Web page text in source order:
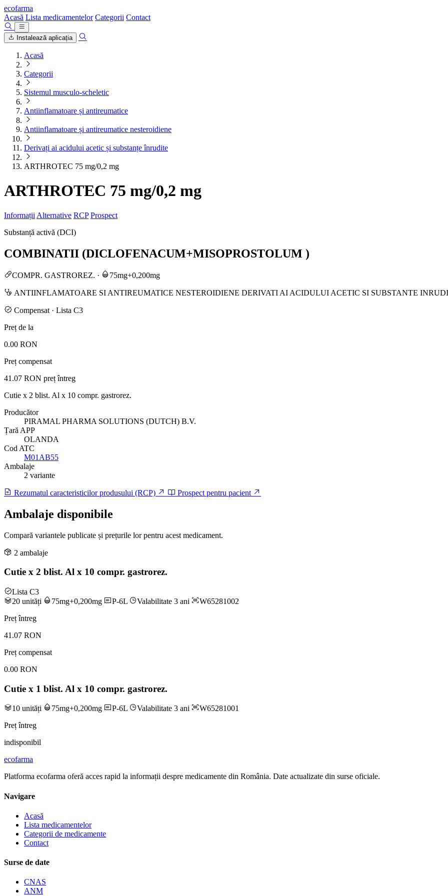
ecofarma
Acasă Lista medicamentelor Categorii Contact
Instalează aplicația
Acasă
Categorii
Sistemul musculo-scheletic
Antiinflamatoare și antireumatice
Antiinflamatoare și antireumatice nesteroidiene
Derivați ai acidului acetic și substanțe înrudite
ARTHROTEC 75 mg/0,2 mg
ARTHROTEC 75 mg/0,2 mg
Informații Alternative RCP Prospect
Substanță activă (DCI)
COMBINATII (DICLOFENACUM+MISOPROSTOLUM )
COMPR. GASTROREZ. · 75mg+0,200mg
ANTIINFLAMATOARE SI ANTIREUMATICE NESTEROIDIENE DERIVATI AI ACIDULUI ACETIC SI SUBSTANTE
Compensat · Lista C3
Preț de la
0.00 RON
Preț compensat
41.07 RON preț întreg
Cutie x 2 blist. Al x 10 compr. gastrorez.
Producător
PIRAMAL PHARMA SOLUTIONS (DUTCH) B.V.
Țară APP
OLANDA
Cod ATC
M01AB55
Ambalaje
2 variante
Rezumatul caracteristicilor produsului (RCP) Prospect pentru pacient
Ambalaje disponibile
Compară variantele publicate și prețurile lor pentru acest medicament.
2 ambalaje
Cutie x 2 blist. Al x 10 compr. gastrorez.
Lista C3
20 unități
75mg+0,200mg P-6L Valabilitate 3 ani
W65281002
Preț întreg
41.07 RON
Preț compensat
0.00 RON
Cutie x 1 blist. Al x 10 compr. gastrorez.
10 unități 75mg+0,200mg P-6L Valabilitate 3 ani
W65281001
Preț întreg
indisponibil
ecofarma
Platforma ecofarma oferă acces rapid la informații despre medicamente din România. Date actualizate din surse oficiale.
Navigare
Acasă
Lista medicamentelor
Categorii de medicamente
Contact
Surse de date
CNAS
ANM